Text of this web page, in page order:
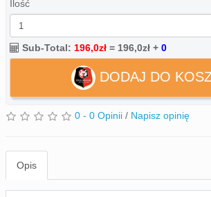
Ilość
Sub-Total: 196,0zł = 196,0zł + 0
DODAJ DO
0 - 0 Opinii / Napisz opinię
Opis